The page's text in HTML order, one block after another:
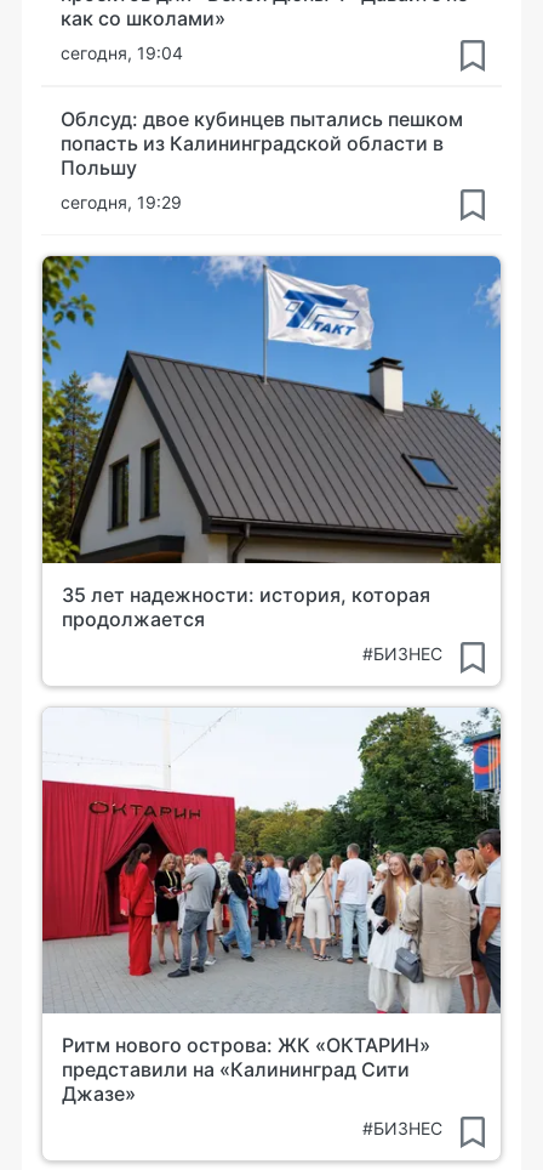
как со школами»
сегодня, 19:04
Облсуд: двое кубинцев пытались пешком
попасть из Калининградской области в
Польшу
сегодня, 19:29
35 лет надежности: история, которая
продолжается
#БИЗНЕС
Ритм нового острова: ЖК «ОКТАРИН»
представили на «Калининград Сити
Джазе»
#БИЗНЕС